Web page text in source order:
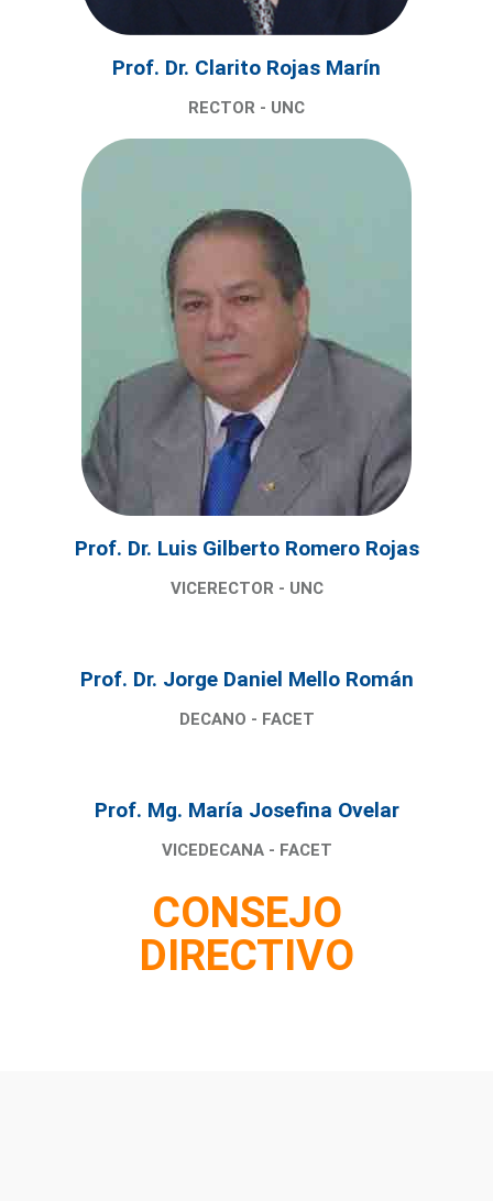
Prof. Dr. Clarito Rojas Marín
RECTOR - UNC
Prof. Dr. Luis Gilberto Romero Rojas
VICERECTOR - UNC
Prof. Dr. Jorge Daniel Mello Román
DECANO - FACET
Prof. Mg. María Josefina Ovelar
VICEDECANA - FACET
CONSEJO
DIRECTIVO